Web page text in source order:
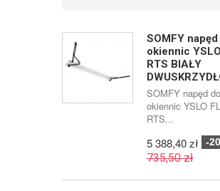
SOMFY
okiennic
RTS BIAŁY
SOMFY napęd do
okiennic YSLO
RTS...
5 388,40 zł -
735,50 zł